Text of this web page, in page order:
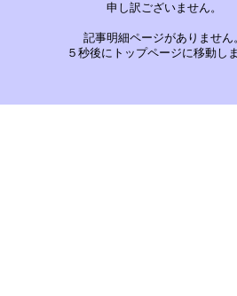
申し訳ございません。
記事明細ページがありません
５秒後にトップページに移動しま